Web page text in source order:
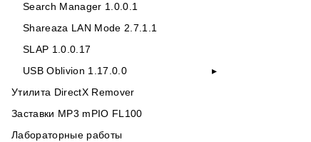
Search Manager 1.0.0.1
Shareaza LAN Mode 2.7.1.1
SLAP 1.0.0.17
USB Oblivion 1.17.0.0
Утилита DirectX Remover
Заставки MP3 mPIO FL100
Лабораторные работы